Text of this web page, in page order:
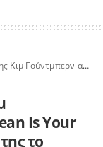
Έθαψε με τα χέρια της το νεογέννητο νεκρό μωρό της
Is Your
το